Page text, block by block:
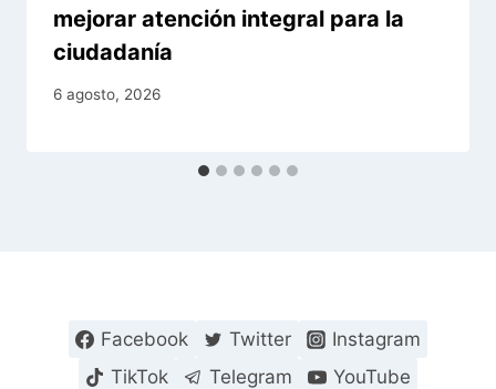
mejorar atención integral para la
ciudadanía
6 agosto, 2026
Facebook Twitter
Instagram
TikTok
Telegram YouTube